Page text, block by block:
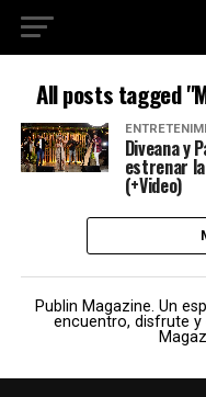
All posts tagged
Diveana y
estrenar
(+Video)
Publin Magazine. Un
encuentro, disfrute y